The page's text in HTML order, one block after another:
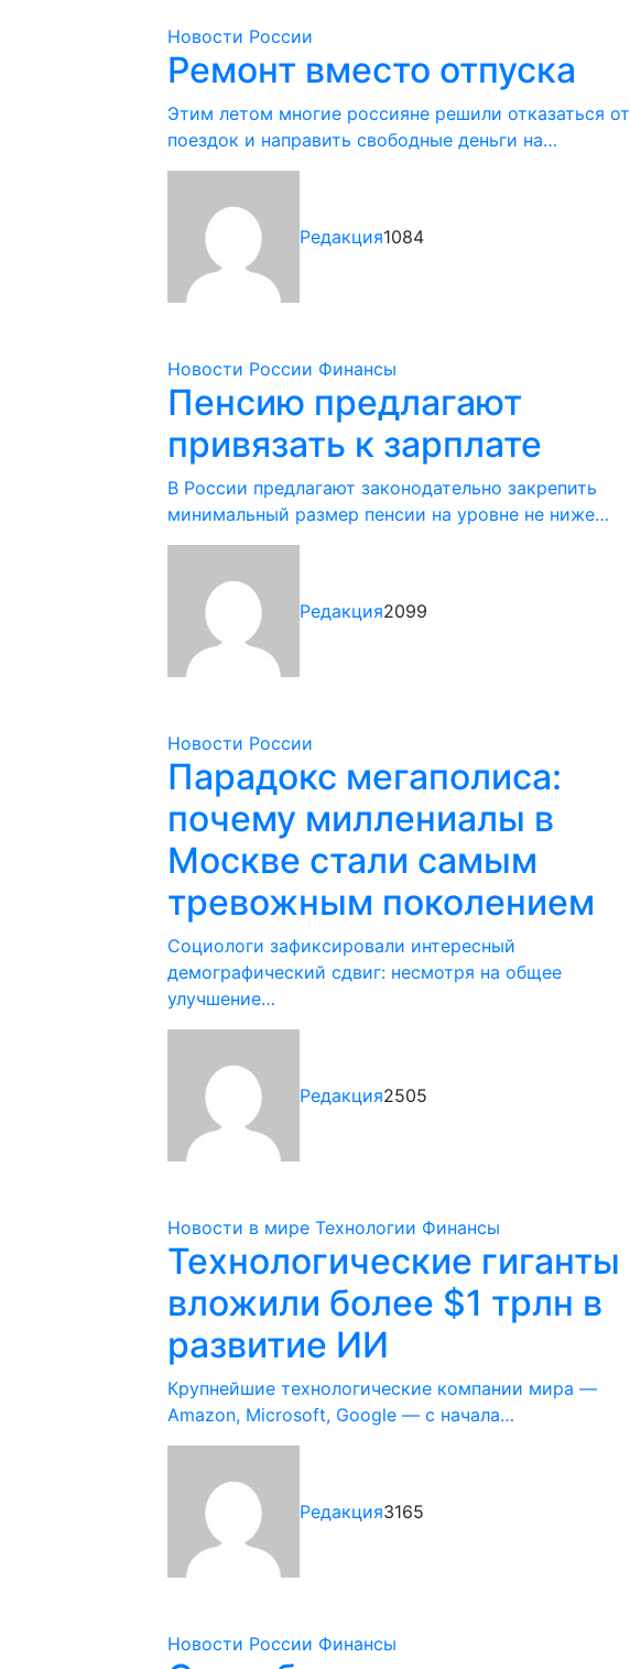
Новости России
Ремонт вместо отпуска
Этим летом многие россияне решили отказаться от
поездок и направить свободные деньги на…
Редакция1084
Новости России Финансы
Пенсию предлагают
привязать к зарплате
В России предлагают законодательно закрепить
минимальный размер пенсии на уровне не ниже…
Редакция2099
Новости России
Парадокс мегаполиса:
почему миллениалы в
Москве стали самым
тревожным поколением
Социологи зафиксировали интересный
демографический сдвиг: несмотря на общее
улучшение…
Редакция2505
Новости в мире Технологии Финансы
Технологические гиганты
вложили более $1 трлн в
развитие ИИ
Крупнейшие технологические компании мира —
Amazon, Microsoft, Google — с начала…
Редакция3165
Новости России Финансы